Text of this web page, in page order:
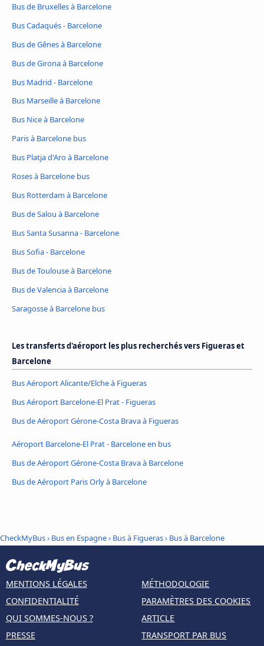
Bus de Bruxelles à Barcelone
Bus Cadaqués - Barcelone
Bus de Gênes à Barcelone
Bus de Girona à Barcelone
Bus Madrid - Barcelone
Bus Marseille à Barcelone
Bus Nice à Barcelone
Paris à Barcelone bus
Bus Platja d'Aro à Barcelone
Roses à Barcelone bus
Bus Rotterdam à Barcelone
Bus de Salou à Barcelone
Bus Santa Susanna - Barcelone
Bus Sofia - Barcelone
Bus de Toulouse à Barcelone
Bus de Valencia à Barcelone
Saragosse à Barcelone bus
Les transferts d'aéroport les plus recherchés vers Figueras et
Barcelone
Bus Aéroport Alicante/Elche à Figueras
Bus Aéroport Barcelone-El Prat - Figueras
Bus de Aéroport Gérone-Costa Brava à Figueras
Aéroport Barcelone-El Prat - Barcelone en bus
Bus de Aéroport Gérone-Costa Brava à Barcelone
Bus de Aéroport Paris Orly à Barcelone
CheckMyBus› Bus en Espagne› Bus à Figueras› Bus à Barcelone
MENTIONS LÉGALES
CONFIDENTIALITÉ
QUI SOMMES-NOUS ?
PRESSE
MÉTHODOLOGIE
PARAMÈTRES DES COOKIES
ARTICLE
TRANSPORT PAR BUS